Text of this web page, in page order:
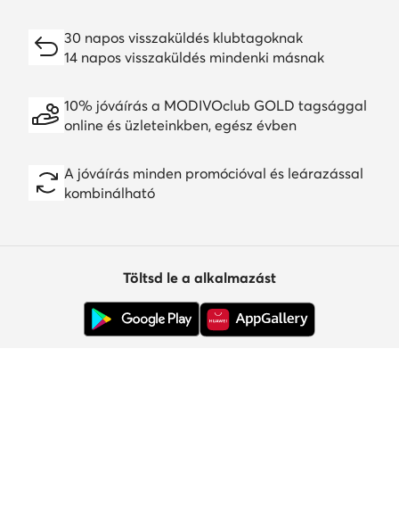
30 napos visszaküldés klubtagoknak
14 napos visszaküldés mindenki másnak
10% jóváírás a MODIVOclub GOLD tagsággal
online és üzleteinkben, egész évben
A jóváírás minden promócióval és leárazással
kombinálható
Töltsd le a alkalmazást